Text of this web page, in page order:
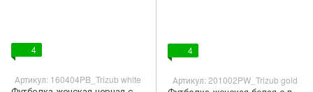
4
Артикул: 160404PB_Trizub white
4
Артикул: 201002PW_Trizub gold